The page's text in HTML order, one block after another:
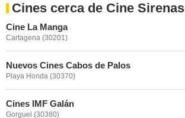
Cines cerca de Cine Sirenas
Cine La Manga
Cartagena (30201)
Nuevos Cines Cabos de Palos
Playa Honda (30370)
Cines IMF Galán
Gorguel (30380)